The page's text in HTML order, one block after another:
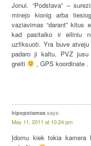
Jonui. “Podstava” –
minejo kionig arba
vaziavimas “darant” kitus
kad pasitaiko ir eiliniu
uzfiksuoti. Yra buve
padaro ji kaltu. PVZ jusu
greiti
, GPS koordinate .
hipopotamas says:
May 11, 2011 at 10:24 pm
Įdomu kiek tokia kamera